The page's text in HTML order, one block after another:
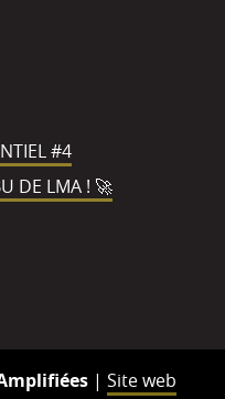
#4
DE LMA ! 🚀
| Site web